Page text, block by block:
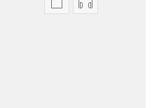
ВариантыВарианты